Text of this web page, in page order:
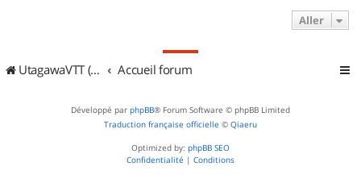
Aller
UtagawaVTT (Randos VTT et VTTAE avec traces GPS) Accueil forum
Développé par phpBB® Forum Software © phpBB Limited
Traduction française officielle © Qiaeru
Optimized by: phpBB SEO
Confidentialité | Conditions